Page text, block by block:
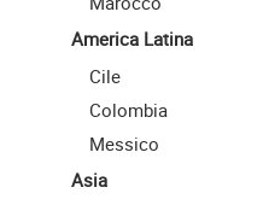
America Latina
Cile
Colombia
Messico
Asia